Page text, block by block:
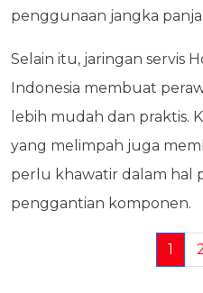
penggunaan jangka
Selain itu, jaringan servis
Indonesia membuat
lebih mudah dan praktis.
yang melimpah juga
perlu khawatir dalam hal
penggantian komponen.
1